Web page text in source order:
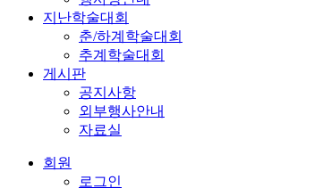
지난학술대회
춘/하계학술대회
추계학술대회
게시판
공지사항
외부행사안내
자료실
회원
로그인